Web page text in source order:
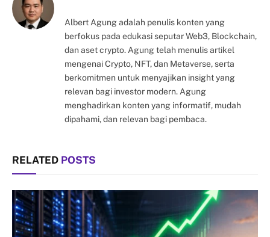
Albert Agung adalah penulis konten yang
berfokus pada edukasi seputar Web3, Blockchain,
dan aset crypto. Agung telah menulis artikel
mengenai Crypto, NFT, dan Metaverse, serta
berkomitmen untuk menyajikan insight yang
relevan bagi investor modern. Agung
menghadirkan konten yang informatif, mudah
dipahami, dan relevan bagi pembaca.
RELATED POSTS